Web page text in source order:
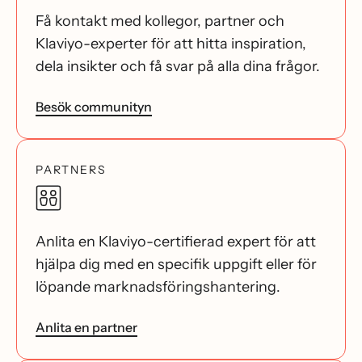
Få kontakt med kollegor, partner och
Klaviyo-experter för att hitta inspiration,
dela insikter och få svar på alla dina frågor.
Besök communityn
PARTNERS
Anlita en Klaviyo-certifierad expert för att
hjälpa dig med en specifik uppgift eller för
löpande marknadsföringshantering.
Anlita en partner